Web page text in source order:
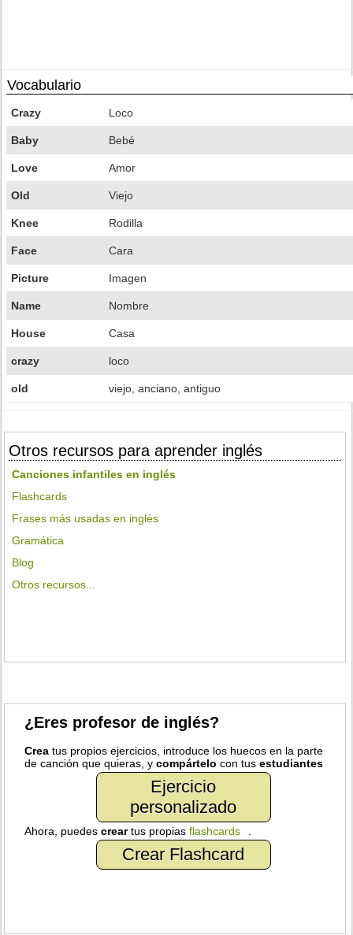
Vocabulario
Crazy Loco
Baby Bebé
Love Amor
Old Viejo
Knee Rodilla
Face Cara
Picture Imagen
Name Nombre
House Casa
crazy loco
old viejo, anciano, antiguo
Otros recursos para aprender inglés
Canciones infantiles en inglés
Flashcards
Frases más usadas en inglés
Gramática
Blog
Otros recursos...
¿Eres profesor de inglés?
Crea tus propios ejercicios, introduce los huecos en la parte
de canción que quieras, ycompártelo con tusestudiantes
Ejercicio
personalizado
Ahora, puedescreartus propiasflashcards
Crear Flashcard